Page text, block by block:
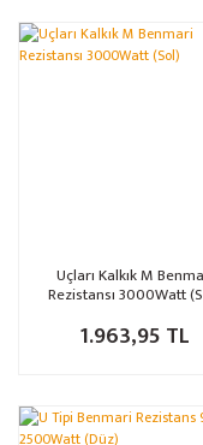
Uçları Kalkık M
Rezistansı 3000Watt
1.963,95 TL